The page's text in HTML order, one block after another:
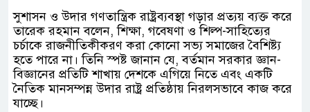
সুশাসন ও উদার গণতান্ত্রিক রাষ্ট্রব্যবস্থা গড়ার প্রত্যয় ব্যক্ত করে
তারেক রহমান বলেন, শিক্ষা, গবেষণা ও শিল্প-সাহিত্যের
চর্চাকে রাজনীতিকীকরণ করা কোনো সভ্য সমাজের বৈশিষ্ট্য
হতে পারে না। তিনি স্পষ্ট জানান যে, বর্তমান সরকার জ্ঞান-
বিজ্ঞানের প্রতিটি শাখায় দেশকে এগিয়ে নিতে এবং একটি
নৈতিক মানসম্পন্ন উদার রাষ্ট্র প্রতিষ্ঠায় নিরলসভাবে কাজ করে
যাচ্ছে।